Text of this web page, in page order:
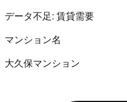
データ不足: 賃貸需要
マンション名
大久保マンション